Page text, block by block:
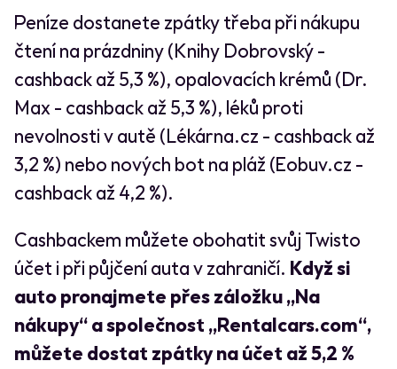
Peníze dostanete zpátky třeba při nákupu
čtení na prázdniny (Knihy Dobrovský -
cashback až 5,3 %), opalovacích krémů (Dr.
Max - cashback až 5,3 %), léků proti
nevolnosti v autě (Lékárna.cz - cashback až
3,2 %) nebo nových bot na pláž (Eobuv.cz -
cashback až 4,2 %).
Cashbackem můžete obohatit svůj Twisto
účet i při půjčení auta v zahraničí. Když si
auto pronajmete přes záložku „Na
nákupy“ a společnost „Rentalcars.com“,
můžete dostat zpátky na účet až 5,2 %